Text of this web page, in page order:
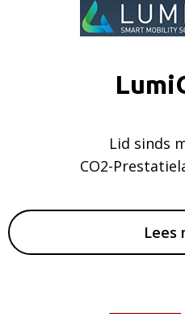
Lid sinds
CO2-
Lees